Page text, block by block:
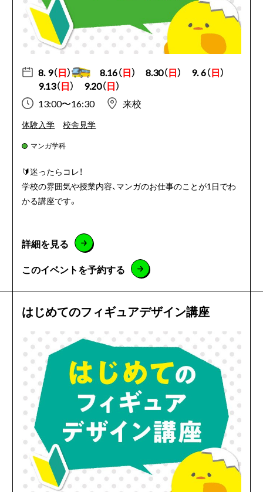
8. 9（日） 8.16（日） 8.30（日） 9. 6（日）
9.13（日） 9.20（日）
13:00〜16:30
来校
体験入学 校舎見学
マンガ学科
🔰迷ったらコレ！
学校の雰囲気や授業内容、マンガのお仕事のことが1日でわ
かる講座です。
詳細を見る
このイベントを予約する
はじめてのフィギュアデザイン講座